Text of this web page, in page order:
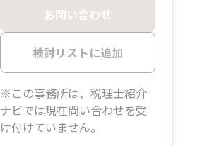
お問い合わせ
検討リストに追加
※この事務所は、税理士紹介
ナビでは現在問い合わせを受
け付けていません。